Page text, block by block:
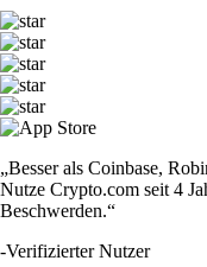
„Besser als Coinbase,
Nutze Crypto.com seit 4
Beschwerden.“
-Verifizierter Nutzer